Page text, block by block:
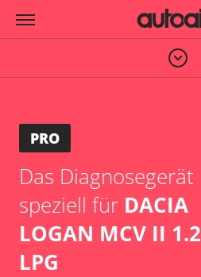
PRO
Das Diagnosegerät
speziell für DACIA
LOGAN MCV II 1.2
LPG